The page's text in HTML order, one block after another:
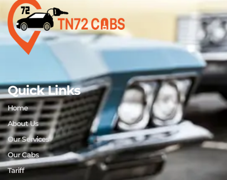
Quick Links
Home
About Us
Our Services
Our Cabs
Tariff